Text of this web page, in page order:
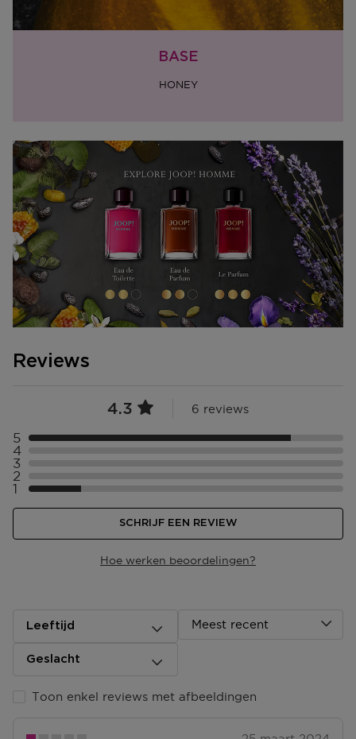
BASE
HONEY
Reviews
4.3 6 reviews
Hoe werken beoordelingen?
Selecteer ({numberOfReviews}} met 5 sterren
5
Selecteer ({numberOfReviews}} met 4 sterren
4
Selecteer ({numberOfReviews}} met 3 sterren
3
Selecteer ({numberOfReviews}} met 2 sterren
2
Selecteer ({numberOfReviews}} met 1 sterren
1
SCHRIJF EEN REVIEW
Leeftijd
Geslacht
Toon enkel reviews met afbeeldingen
Meest recent